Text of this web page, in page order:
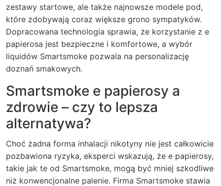
zestawy startowe, ale także najnowsze modele pod,
które zdobywają coraz większe grono sympatyków.
Dopracowana technologia sprawia, że korzystanie z e
papierosa jest bezpieczne i komfortowe, a wybór
liquidów Smartsmoke pozwala na personalizację
doznań smakowych.
Smartsmoke e papierosy a
zdrowie – czy to lepsza
alternatywa?
Choć żadna forma inhalacji nikotyny nie jest całkowicie
pozbawiona ryzyka, eksperci wskazują, że e papierosy,
takie jak te od Smartsmoke, mogą być mniej szkodliwe
niż konwencjonalne palenie. Firma Smartsmoke stawia